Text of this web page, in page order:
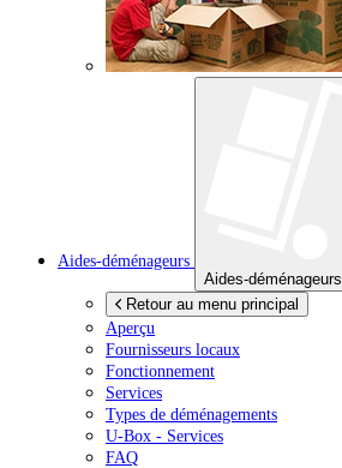
Aides-déménageurs
Aides-déménageurs
Retour au menu principal
Aperçu
Fournisseurs locaux
Fonctionnement
Services
Types de déménagements
U-Box - Services
FAQ